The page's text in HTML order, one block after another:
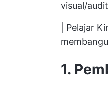
visual/
| Pelajar
1.